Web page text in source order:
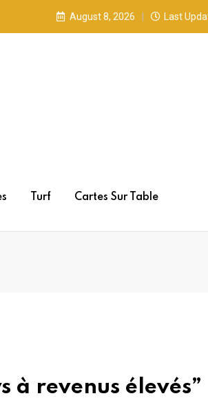
August 8, 2026 Last
Turf Cartes Sur Table
à revenus élevés”